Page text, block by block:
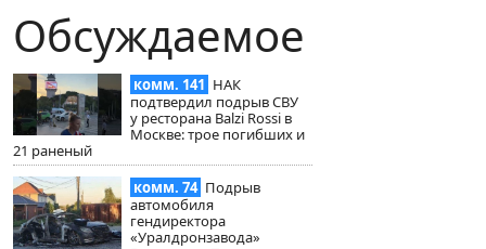
Обсуждаемое
комм. 141 НАК
подтвердил подрыв СВУ
у ресторана Balzi Rossi в
Москве: трое погибших и
21 раненый
комм. 74 Подрыв
автомобиля
гендиректора
«Уралдронзавода»